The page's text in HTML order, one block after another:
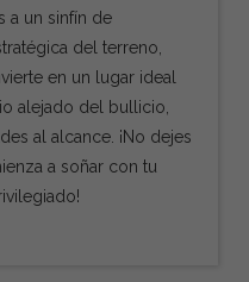
a un sinfín de
del terreno,
en un lugar ideal
alejado del bullicio,
al alcance. ¡No dejes
a soñar con tu